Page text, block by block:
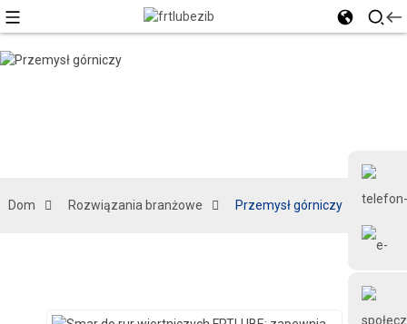
Dom Rozwiązania branżowe Przemysł górniczy